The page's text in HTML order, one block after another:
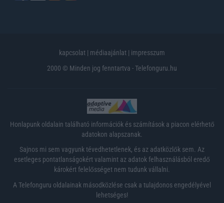
kapcsolat | médiaajánlat | impresszum
2000 © Minden jog fenntartva - Telefonguru.hu
Honlapunk oldalain található információk és számítások a piacon elérhető
adatokon alapszanak.
Sajnos mi sem vagyunk tévedhetetlenek, és az adatközlők sem. Az
esetleges pontatlanságokért valamint az adatok felhasználásból eredő
károkért felelősséget nem tudunk vállalni.
A Telefonguru oldalainak másodközlése csak a tulajdonos engedélyével
lehetséges!